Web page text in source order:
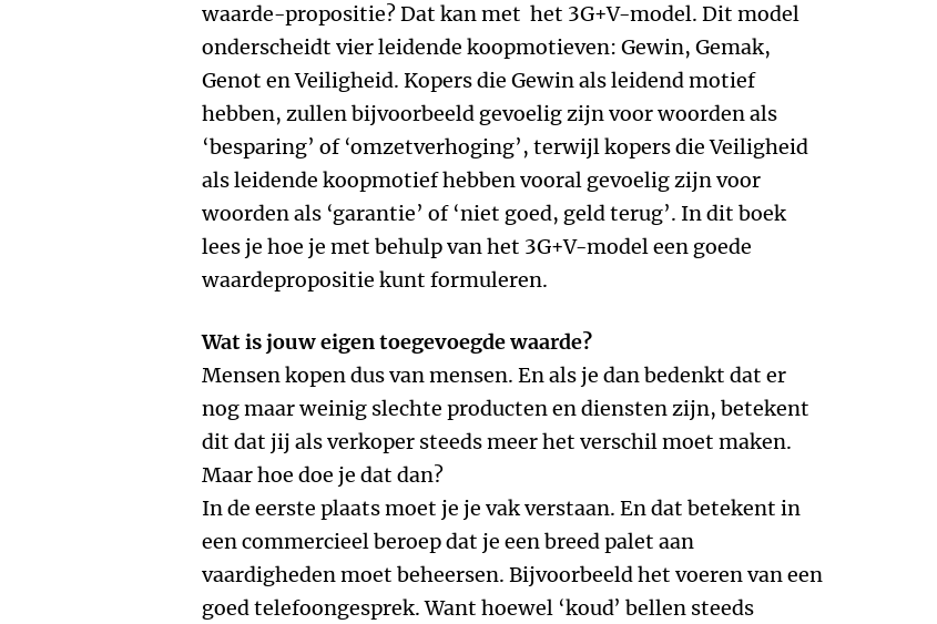
waarde-propositie? Dat kan met het 3G+V-model. Dit model
onderscheidt vier leidende koopmotieven: Gewin, Gemak,
Genot en Veiligheid. Kopers die Gewin als leidend motief
hebben, zullen bijvoorbeeld gevoelig zijn voor woorden als
‘besparing’ of ‘omzetverhoging’, terwijl kopers die Veiligheid
als leidende koopmotief hebben vooral gevoelig zijn voor
woorden als ‘garantie’ of ‘niet goed, geld terug’. In dit boek
lees je hoe je met behulp van het 3G+V-model een goede
waardepropositie kunt formuleren.
Wat is jouw eigen toegevoegde waarde?
Mensen kopen dus van mensen. En als je dan bedenkt dat er
nog maar weinig slechte producten en diensten zijn, betekent
dit dat jij als verkoper steeds meer het verschil moet maken.
Maar hoe doe je dat dan?
In de eerste plaats moet je je vak verstaan. En dat betekent in
een commercieel beroep dat je een breed palet aan
vaardigheden moet beheersen. Bijvoorbeeld het voeren van een
goed telefoongesprek. Want hoewel ‘koud’ bellen steeds